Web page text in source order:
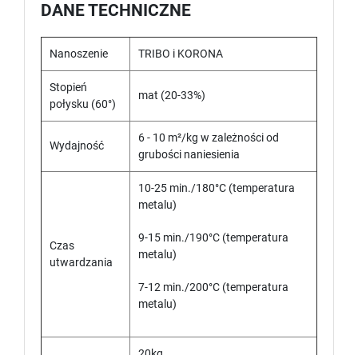
DANE TECHNICZNE
Nanoszenie TRIBO i KORONA
Stopień
połysku (60°)
mat (20-33%)
Wydajność
6 - 10 m²/kg w zależności od
grubości naniesienia
Czas
utwardzania
10-25 min./180°C (temperatura
metalu)
9-15 min./190°C (temperatura
metalu)
7-12 min./200°C (temperatura
metalu)